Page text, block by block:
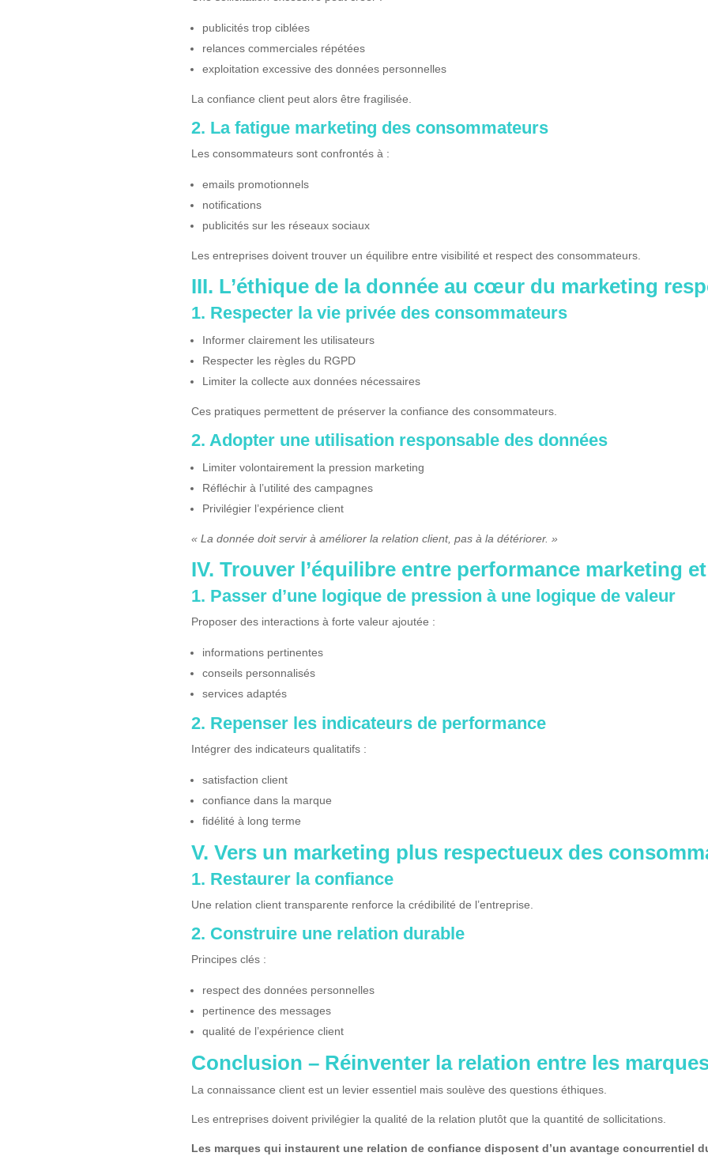
publicités trop ciblées
relances commerciales répétées
exploitation excessive des données personnelles
La confiance client peut alors être fragilisée.
2. La fatigue marketing des consommateurs
Les consommateurs sont confrontés à :
emails promotionnels
notifications
publicités sur les réseaux sociaux
Les entreprises doivent trouver un équilibre entre visibilité et respect des consommateurs.
III. L’éthique de la donnée au cœur du marketing
1. Respecter la vie privée des consommateurs
Informer clairement les utilisateurs
Respecter les règles du RGPD
Limiter la collecte aux données nécessaires
Ces pratiques permettent de préserver la confiance des consommateurs.
2. Adopter une utilisation responsable des données
Limiter volontairement la pression marketing
Réfléchir à l’utilité des campagnes
Privilégier l’expérience client
« La donnée doit servir à améliorer la relation client, pas à la détériorer. »
IV. Trouver l’équilibre entre performance marketing
1. Passer d’une logique de pression à une logique de valeur
Proposer des interactions à forte valeur ajoutée :
informations pertinentes
conseils personnalisés
services adaptés
2. Repenser les indicateurs de performance
Intégrer des indicateurs qualitatifs :
satisfaction client
confiance dans la marque
fidélité à long terme
V. Vers un marketing plus respectueux des
1. Restaurer la confiance
Une relation client transparente renforce la crédibilité de l’entreprise.
2. Construire une relation durable
Principes clés :
respect des données personnelles
pertinence des messages
qualité de l’expérience client
Conclusion – Réinventer la relation entre les
La connaissance client est un levier essentiel mais soulève des questions éthiques.
Les entreprises doivent privilégier la qualité de la relation plutôt que la quantité de sollicitations.
Les marques qui instaurent une relation de confiance disposent d’un avantage concurrentiel